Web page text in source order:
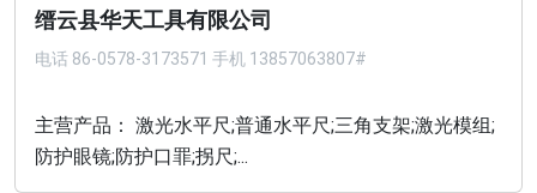
缙云县华天工具有限公司
电话 86-0578-3173571 手机 13857063807#
主营产品： 激光水平尺;普通水平尺;三角支架;激光模组;
防护眼镜;防护口罪;拐尺;...